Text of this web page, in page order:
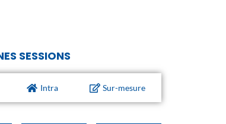
SESSIONS
Intra Sur-mesure